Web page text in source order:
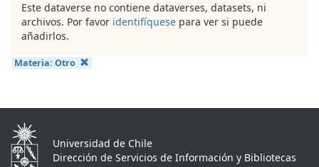
Este dataverse no contiene dataverses, datasets, ni
archivos. Por favor identifíquese para ver si puede
añadirlos.
Materia: Otro
Universidad de Chile
Dirección de Servicios de Información y Bibliotecas